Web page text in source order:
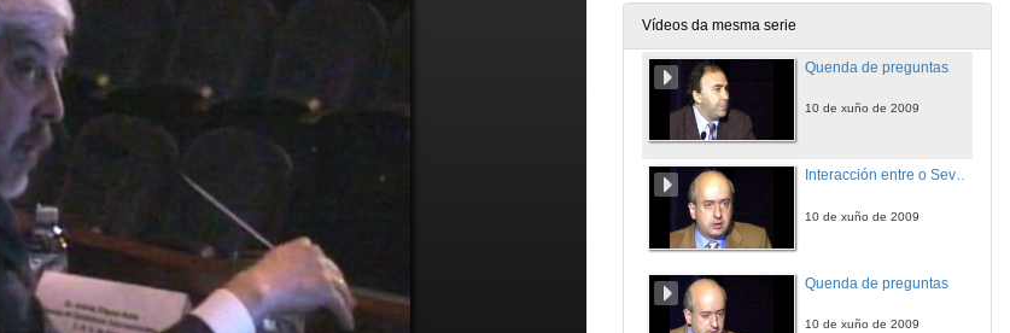
Vídeos da mesma serie
Quenda de preguntas
10 de xuño de 2009
Interacción entre o Sevoflurano e o Propofol sobre o indice Biespectral durante anestesia xeral mediante un modelo de resposta de superficie
10 de xuño de 2009
Quenda de preguntas
10 de xuño de 2009